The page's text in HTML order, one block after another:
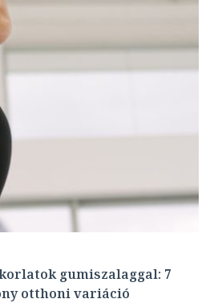
gumiszalaggal: 7
otthoni variáció